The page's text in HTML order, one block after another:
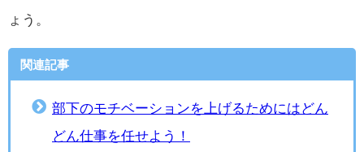
ょう。
関連記事
部下のモチベーションを上げるためにはどん
どん仕事を任せよう！